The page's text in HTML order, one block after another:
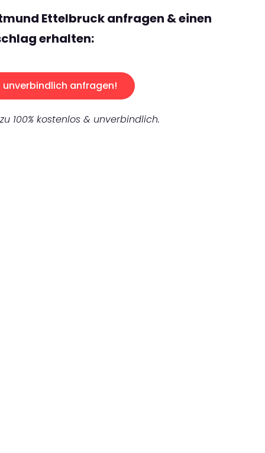
Ettelbruck anfragen & einen
erhalten:
unverbindlich anfragen!
100% kostenlos & unverbindlich.